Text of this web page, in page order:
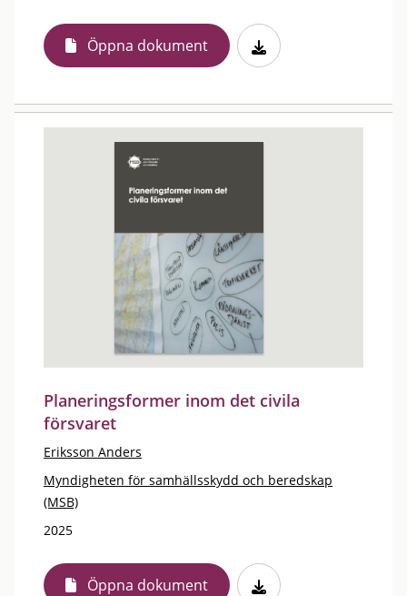
Öppna dokument
Planeringsformer inom det civila
försvaret
Eriksson Anders
Myndigheten för samhällsskydd och beredskap
(MSB)
2025
Öppna dokument